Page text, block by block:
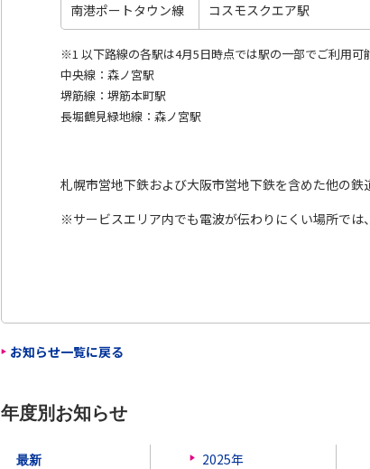
南港ポートタウン線 コスモスクエア駅
※1 以下路線の各駅は4月5日時点では駅の一部でご利用可
中央線：森ノ宮駅
堺筋線：堺筋本町駅
長堀鶴見緑地線：森ノ宮駅
札幌市営地下鉄および大阪市営地下鉄を含めた他の鉄
※サービスエリア内でも電波が伝わりにくい場所で
お知らせ一覧に戻る
年度別お知らせ
最新 2025年